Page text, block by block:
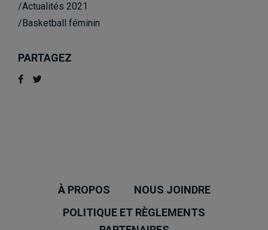
/Actualités 2021
/Basketball féminin
PARTAGEZ
À PROPOS
NOUS JOINDRE
POLITIQUE ET RÈGLEMENTS